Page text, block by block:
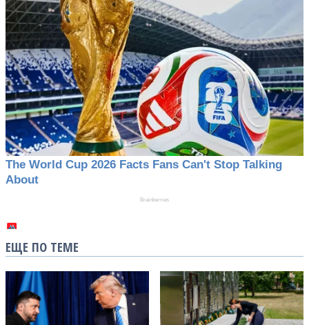
ЕЩЕ ПО ТЕМЕ